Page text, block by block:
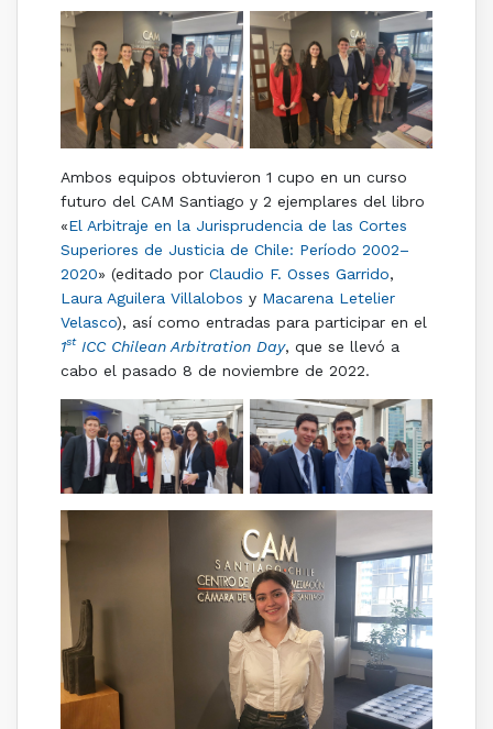
Ambos equipos obtuvieron 1 cupo en un curso
futuro del CAM Santiago y 2 ejemplares del libro
«El Arbitraje en la Jurisprudencia de las Cortes
Superiores de Justicia de Chile: Período 2002–
2020» (editado por Claudio F. Osses Garrido,
Laura Aguilera Villalobos y Macarena Letelier
Velasco), así como entradas para participar en el
1stICC Chilean Arbitration Day, que se llevó a
cabo el pasado 8 de noviembre de 2022.